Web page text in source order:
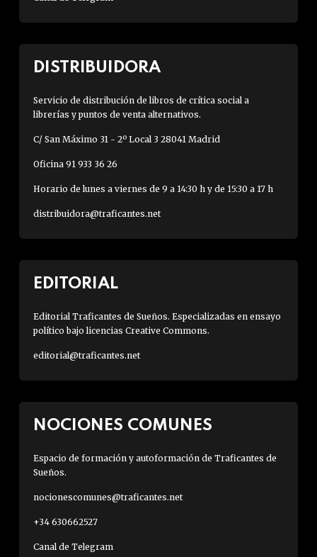
DISTRIBUIDORA
Servicio de distribución de libros de crítica social a
librerías y puntos de venta alternativos.
C/ San Máximo 31 - 2º Local 3 28041 Madrid
Oficina 91 933 36 26
Horario de lunes a viernes de 9 a 14:30 h y de 15:30 a 17 h
distribuidora@traficantes.net
EDITORIAL
Editorial Traficantes de Sueños. Especializadas en ensayo
político bajo licencias Creative Commons.
editorial@traficantes.net
NOCIONES COMUNES
Espacio de formación y autoformación de Traficantes de
Sueños.
nocionescomunes@traficantes.net
+34 630662527
Canal de Telegram